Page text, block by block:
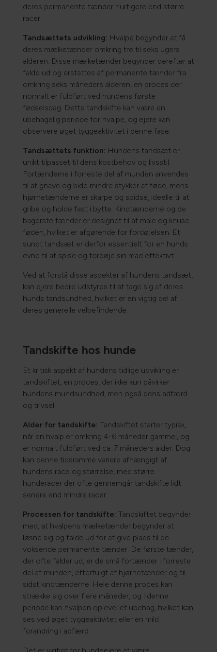
deres permanente tænder hurtigere end større
racer.
Tandsættets udvikling: Hvalpe begynder at få
deres mælketænder omkring tre til seks ugers
alderen. Disse mælketænder begynder derefter at
falde ud og erstattes af permanente tænder fra
omkring seks måneders alderen, en proces der
normalt er fuldført ved hundens første
fødselsdag. Dette tandskifte kan være en
ubehagelig periode for hvalpe, og ejere kan
observere øget tyggeaktivitet i denne fase.
Tandsættets funktion: Hundens tandsæt er
unikt tilpasset til dens kostbehov og livsstil.
Fortænderne i forreste del af munden anvendes
til at gnave og bide mindre stykker af føde, mens
hjørnetænderne er skarpe og spidse, ideelle til at
gribe og holde fast i bytte. Kindtænderne og de
bagerste tænder er designet til at male og knuse
føden, hvilket er afgørende for fordøjelsen. Et
sundt tandsæt er derfor essentielt for en hunds
evne til at spise og fordøje sin mad effektivt.
Ved at forstå disse aspekter af hundens tandsæt,
kan ejere bedre udstyres til at tage sig af deres
hunds tandsundhed, hvilket er en vigtig del af
deres generelle velbefindende.
Tandskifte hos hunde
Et kritisk aspekt af hundens tidlige udvikling er
tandskiftet, en proces, der ikke kun påvirker
hundens mundsundhed, men også dens adfærd
og trivsel.
Alder for tandskifte: Tandskiftet starter typisk,
når en hvalp er omkring 4-6 måneder gammel, og
er normalt fuldført ved ca. 7 måneders alder. Dog
kan denne tidsramme variere afhængigt af
hundens race og størrelse, med større
hunderacer der ofte gennemgår tandskifte lidt
senere end mindre racer.
Processen for tandskifte: Tandskiftet begynder
med, at hvalpens mælketænder begynder at
løsne sig og falde ud for at give plads til de
voksende permanente tænder. De første tænder,
der ofte falder ud, er de små fortænder i forreste
del af munden, efterfulgt af hjørnetænder og til
sidst kindtænderne. Hele denne proces kan
strække sig over flere måneder, og i denne
periode kan hvalpen opleve let ubehag, hvilket kan
ses ved øget tyggeaktivitet eller en mild
forandring i adfærd.